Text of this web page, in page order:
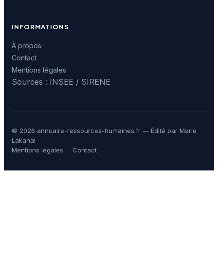
INFORMATIONS
À propos
Contact
Mentions légales
Sources : INSEE / SIRENE
© 2026 annuaire-ressources-humaines.fr — Édité par Marie
Lakanal
Mentions légales · Contact